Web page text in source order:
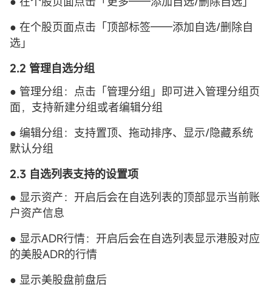
● 在个股页面点击「顶部标签——添加自选/删除自
选」
2.2 管理自选分组
● 管理分组：点击「管理分组」即可进入管理分组页
面，支持新建分组或者编辑分组
● 编辑分组：支持置顶、拖动排序、显示/隐藏系统
默认分组
2.3 自选列表支持的设置项
● 显示资产：开启后会在自选列表的顶部显示当前账
户资产信息
● 显示ADR行情：开启后会在自选列表显示港股对应
的美股ADR的行情
● 显示美股盘前盘后